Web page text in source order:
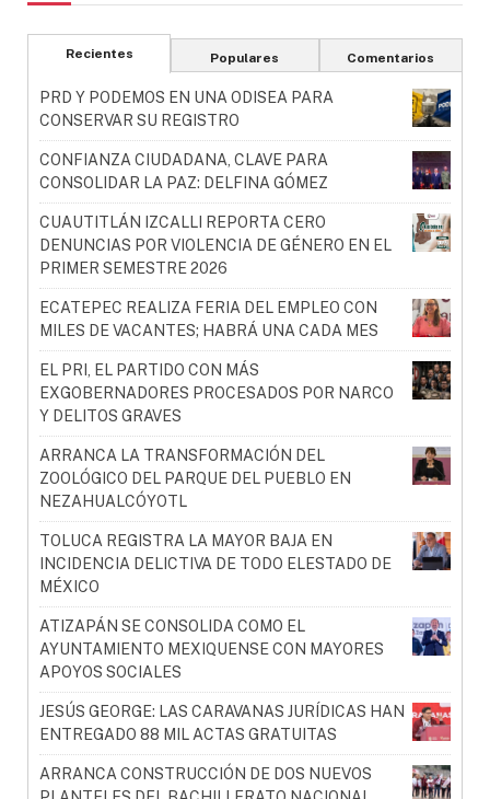
Recientes Populares Comentarios
PRD Y PODEMOS EN UNA ODISEA PARA
CONSERVAR SU REGISTRO
CONFIANZA CIUDADANA, CLAVE PARA
CONSOLIDAR LA PAZ: DELFINA GÓMEZ
CUAUTITLÁN IZCALLI REPORTA CERO
DENUNCIAS POR VIOLENCIA DE GÉNERO EN EL
PRIMER SEMESTRE 2026
ECATEPEC REALIZA FERIA DEL EMPLEO CON
MILES DE VACANTES; HABRÁ UNA CADA MES
EL PRI, EL PARTIDO CON MÁS
EXGOBERNADORES PROCESADOS POR NARCO
Y DELITOS GRAVES
ARRANCA LA TRANSFORMACIÓN DEL
ZOOLÓGICO DEL PARQUE DEL PUEBLO EN
NEZAHUALCÓYOTL
TOLUCA REGISTRA LA MAYOR BAJA EN
INCIDENCIA DELICTIVA DE TODO ELESTADO DE
MÉXICO
ATIZAPÁN SE CONSOLIDA COMO EL
AYUNTAMIENTO MEXIQUENSE CON MAYORES
APOYOS SOCIALES
JESÚS GEORGE: LAS CARAVANAS JURÍDICAS HAN
ENTREGADO 88 MIL ACTAS GRATUITAS
ARRANCA CONSTRUCCIÓN DE DOS NUEVOS